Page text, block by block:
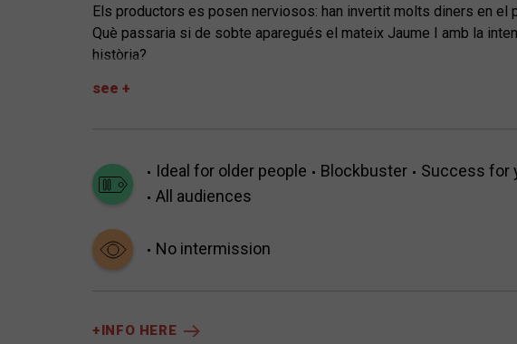
Els productors es posen nerviosos: han invertit molts diners en
Què passaria si de sobte aparegués el mateix Jaume I amb la
història?
Conqueridors
see +
Ideal for older people Blockbuster Success for
All audiences
No intermission
+INFO HERE